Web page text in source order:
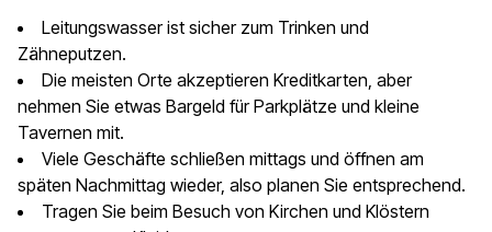
Leitungswasser ist sicher zum Trinken und
Zähneputzen.
Die meisten Orte akzeptieren Kreditkarten, aber
nehmen Sie etwas Bargeld für Parkplätze und kleine
Tavernen mit.
Viele Geschäfte schließen mittags und öffnen am
späten Nachmittag wieder, also planen Sie entsprechend.
Tragen Sie beim Besuch von Kirchen und Klöstern